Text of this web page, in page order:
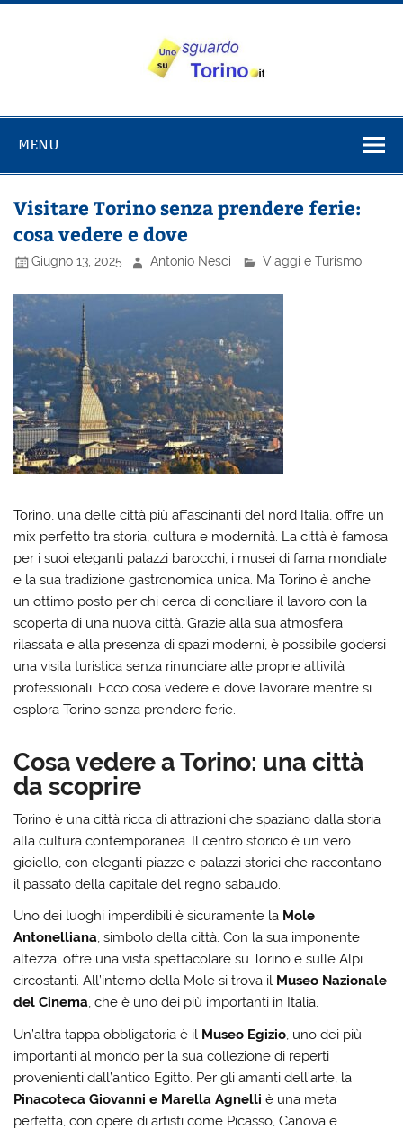
Salta
su Torino
MENU
Visitare Torino senza prendere ferie:
cosa vedere e dove
Giugno 13, 2025 Antonio Nesci Viaggi e Turismo
Torino, una delle città più affascinanti del nord Italia, offre un
mix perfetto tra storia, cultura e modernità. La città è famosa
per i suoi eleganti palazzi barocchi, i musei di fama mondiale
e la sua tradizione gastronomica unica. Ma Torino è anche
un ottimo posto per chi cerca di conciliare il lavoro con la
scoperta di una nuova città. Grazie alla sua atmosfera
rilassata e alla presenza di spazi moderni, è possibile godersi
una visita turistica senza rinunciare alle proprie attività
professionali. Ecco cosa vedere e dove lavorare mentre si
esplora Torino senza prendere ferie.
Cosa vedere a Torino: una città
da scoprire
Torino è una città ricca di attrazioni che spaziano dalla storia
alla cultura contemporanea. Il centro storico è un vero
gioiello, con eleganti piazze e palazzi storici che raccontano
il passato della capitale del regno sabaudo.
Uno dei luoghi imperdibili è sicuramente la Mole
Antonelliana, simbolo della città. Con la sua imponente
altezza, offre una vista spettacolare su Torino e sulle Alpi
circostanti. All’interno della Mole si trova il Museo Nazionale
del Cinema, che è uno dei più importanti in Italia.
Un’altra tappa obbligatoria è il Museo Egizio, uno dei più
importanti al mondo per la sua collezione di reperti
provenienti dall’antico Egitto. Per gli amanti dell’arte, la
Pinacoteca Giovanni e Marella Agnelli è una meta
perfetta, con opere di artisti come Picasso, Canova e